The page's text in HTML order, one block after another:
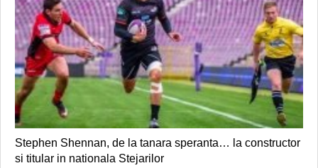
Stephen Shennan, de la tanara speranta… la constructor
si titular in nationala Stejarilor